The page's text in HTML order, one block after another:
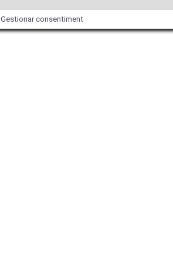
Gestionar consentiment